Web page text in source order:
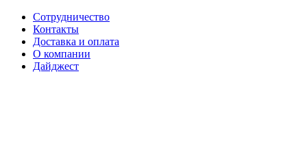
Сотрудничество
Контакты
Доставка и оплата
О компании
Дайджест